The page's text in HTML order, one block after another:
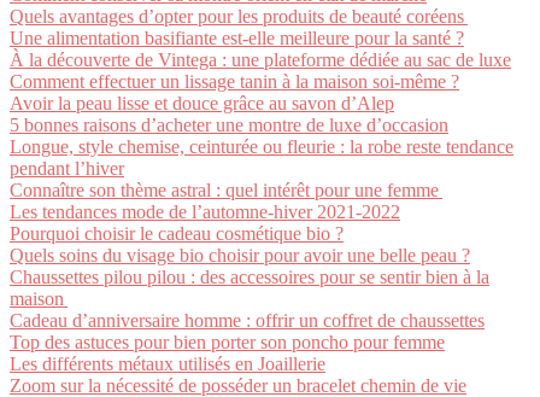
Quels avantages d’opter pour les produits de beauté coréens
Une alimentation basifiante est-elle meilleure pour la santé ?
À la découverte de Vintega : une plateforme dédiée au sac de luxe
Comment effectuer un lissage tanin à la maison soi-même ?
Avoir la peau lisse et douce grâce au savon d’Alep
5 bonnes raisons d’acheter une montre de luxe d’occasion
Longue, style chemise, ceinturée ou fleurie : la robe reste tendance
pendant l’hiver
Connaître son thème astral : quel intérêt pour une femme
Les tendances mode de l’automne-hiver 2021-2022
Pourquoi choisir le cadeau cosmétique bio ?
Quels soins du visage bio choisir pour avoir une belle peau ?
Chaussettes pilou pilou : des accessoires pour se sentir bien à la
maison
Cadeau d’anniversaire homme : offrir un coffret de chaussettes
Top des astuces pour bien porter son poncho pour femme
Les différents métaux utilisés en Joaillerie
Zoom sur la nécessité de posséder un bracelet chemin de vie